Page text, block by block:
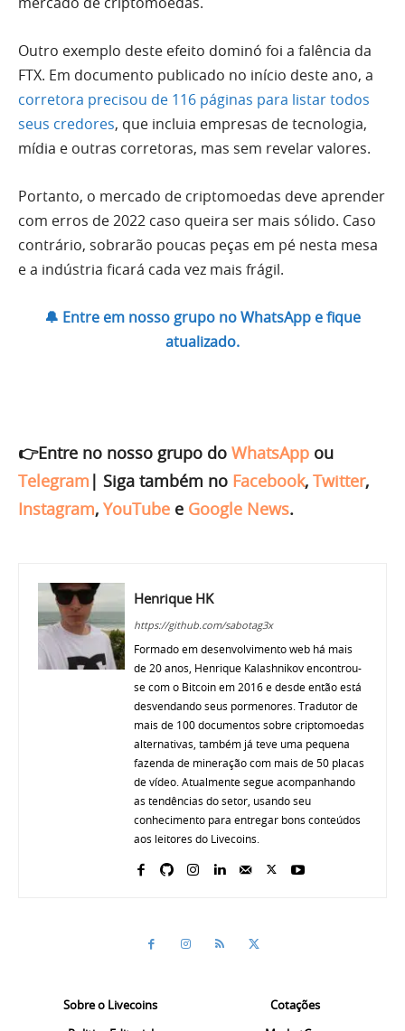
Outro exemplo deste efeito dominó foi a falência da
FTX. Em documento publicado no início deste ano, a
corretora precisou de 116 páginas para listar todos
seus credores, que incluia empresas de tecnologia,
mídia e outras corretoras, mas sem revelar valores.
Portanto, o mercado de criptomoedas deve aprender
com erros de 2022 caso queira ser mais sólido. Caso
contrário, sobrarão poucas peças em pé nesta mesa
e a indústria ficará cada vez mais frágil.
🔔 Entre em nosso grupo no WhatsApp e fique
atualizado.
👉Entre no nosso grupo do WhatsApp ou
Telegram | Siga também no Facebook, Twitter,
Instagram, YouTube e Google News.
Henrique HK
https://github.com/sabotag3x
Formado em desenvolvimento web há mais
de 20 anos, Henrique Kalashnikov encontrou-
se com o Bitcoin em 2016 e desde então está
desvendando seus pormenores. Tradutor de
mais de 100 documentos sobre criptomoedas
alternativas, também já teve uma pequena
fazenda de mineração com mais de 50 placas
de vídeo. Atualmente segue acompanhando
as tendências do setor, usando seu
conhecimento para entregar bons conteúdos
aos leitores do Livecoins.
Sobre o Livecoins
Cotações